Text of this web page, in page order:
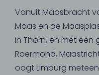
Vanuit Maasbracht
Maas en de
in Thorn, en met een
Roermond,
oogt Limburg